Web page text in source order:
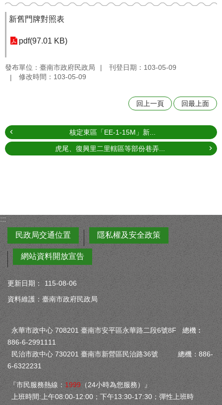
新舊門牌對照表
pdf(97.01 KB)
發布單位：臺南市政府民政局
刊登日期：103-05-09
修改時間：103-05-09
回上一頁 回最上面
核定東區「EE-1-15M」新...
虎尾、復興里二里轄區等部份巷弄...
:::
民政局交通位置
隱私權及安全政策
網站資料開放宣告
更新日期：
115-08-06
資料維護：臺南市政府民政局
永華市政中心 708201 臺南市安平區永華路二段6號8F 總機︰
886-6-2991111
民治市政中心 730201 臺南市新營區民治路36號 總機：886-
6-6322231
『市民服務熱線： 1999 （24小時為您服務）』
上班時間:上午08:00-12:00；下午13:30-17:30；彈性上班時